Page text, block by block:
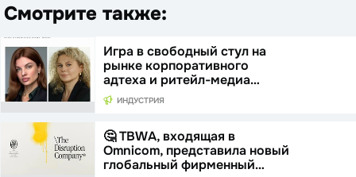
Смотрите также:
Игра в свободный стул на
рынке корпоративного
адтеха и ритейл-медиа…
ИНДУСТРИЯ
🤔 TBWA, входящая в
Omnicom, представила новый
глобальный фирменный…